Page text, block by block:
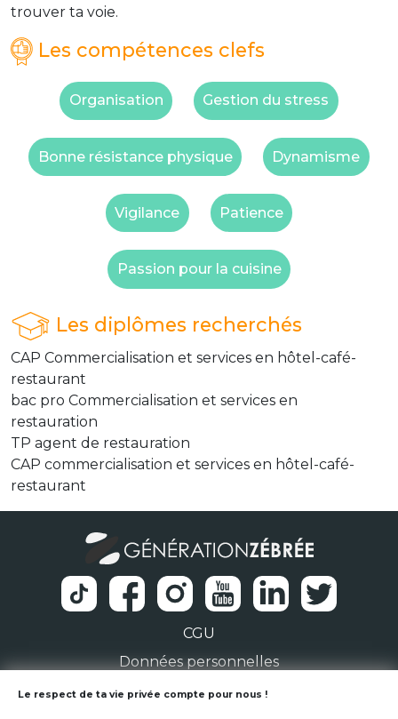
trouver ta voie.
Les compétences clefs
Organisation Gestion du stress
Bonne résistance physique Dynamisme
Vigilance Patience
Passion pour la cuisine
Les diplômes recherchés
CAP Commercialisation et services en hôtel-café-
restaurant
bac pro Commercialisation et services en
restauration
TP agent de restauration
CAP commercialisation et services en hôtel-café-
restaurant
CGU
Données personnelles
1 Rue de la Noë 44300 Nantes
Le respect de ta vie privée compte pour nous !